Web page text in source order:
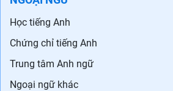
Học tiếng Anh
Chứng chỉ tiếng Anh
Trung tâm Anh ngữ
Ngoại ngữ khác